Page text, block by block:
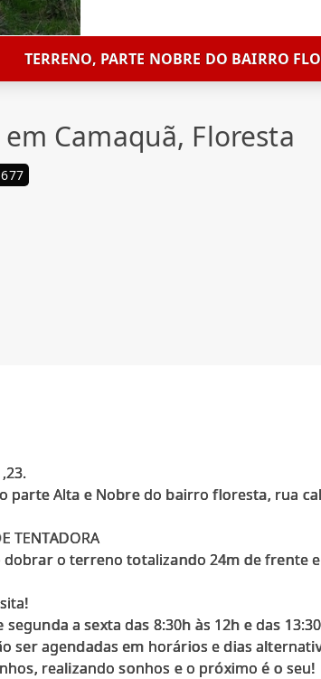
TERRENO, PARTE NOBRE DO BAIRRO
Camaquã, Floresta
parte Alta e Nobre do bairro floresta, rua
TENTADORA
dobrar o terreno totalizando 24m de frente
a sexta das 8:30h às 12h e das
ser agendadas em horários e dias
realizando sonhos e o próximo é o seu!